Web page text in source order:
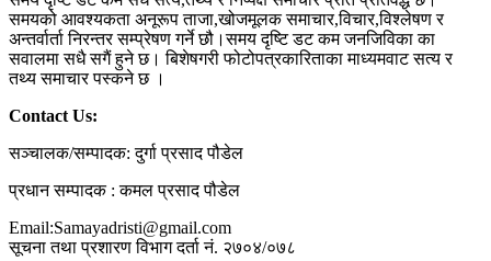
समयको आवश्यकता अनूरूप ताजा,खोजमूलक समाचार,विचार,विश्लेषण र
अन्तर्वार्ता निरन्तर सम्प्रेषण गर्ने छौ।समय दृष्टि डट कम जनजिविका का
सवालमा सधै सगैं हुने छ। बिशेषगरी फोटोपत्रकारिताका माध्यमवाट सत्य र
तथ्य समाचार पस्कने छ ।
Contact Us:
सञ्चालक/सम्पादक: दुर्गा प्रसाद पौडेल
प्रधान सम्पादक : कमल प्रसाद पौडेल
Email:Samayadristi@gmail.com
सूचना तथा प्रशारण विभाग दर्ता नं. २७०४/०७८